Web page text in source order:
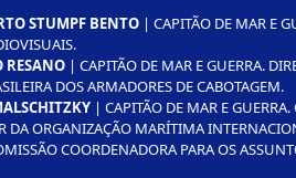
STUMPF BENTO | CAPITÃO DE MAR E
RESANO | CAPITÃO DE MAR E GUERRA.
DOS ARMADORES DE CABOTAGEM.
| CAPITÃO DE MAR E
DA ORGANIZAÇÃO MARÍTIMA
COORDENADORA PARA OS